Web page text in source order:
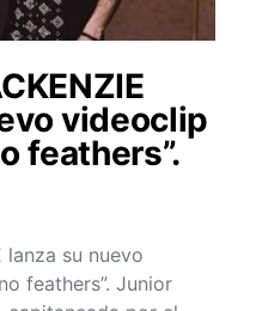
videoclip
feathers”.
lanza su nuevo
feathers”. Junior